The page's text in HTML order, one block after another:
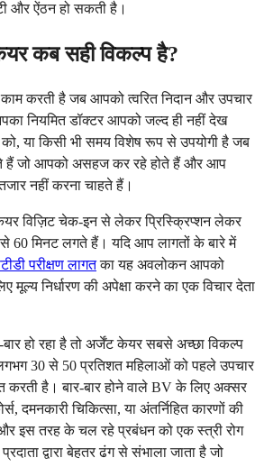
और ऐंठन हो सकती है।
कब सही विकल्प है?
करती है जब आपको त्वरित निदान और उपचार
नियमित डॉक्टर आपको जल्द ही नहीं देख
या किसी भी समय विशेष रूप से उपयोगी है जब
हैं जो आपको असहज कर रहे होते हैं और आप
नहीं करना चाहते हैं।
विज़िट चेक-इन से लेकर प्रिस्क्रिप्शन लेकर
60 मिनट लगते हैं। यदि आप लागतों के बारे में
परीक्षण लागतका यह अवलोकन आपको
मूल्य निर्धारण की अपेक्षा करने का एक विचार देता
हो रहा है तो अर्जेंट केयर सबसे अच्छा विकल्प
30 से 50 प्रतिशत महिलाओं को पहले उपचार
करती है। बार-बार होने वाले BV के लिए अक्सर
दमनकारी चिकित्सा, या अंतर्निहित कारणों की
इस तरह के चल रहे प्रबंधन को एक स्त्री रोग
द्वारा बेहतर ढंग से संभाला जाता है जो